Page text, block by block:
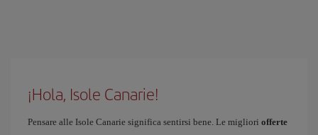
¡Hola, Isole Canarie!
Pensare alle Isole Canarie significa sentirsi bene. Le migliori offerte